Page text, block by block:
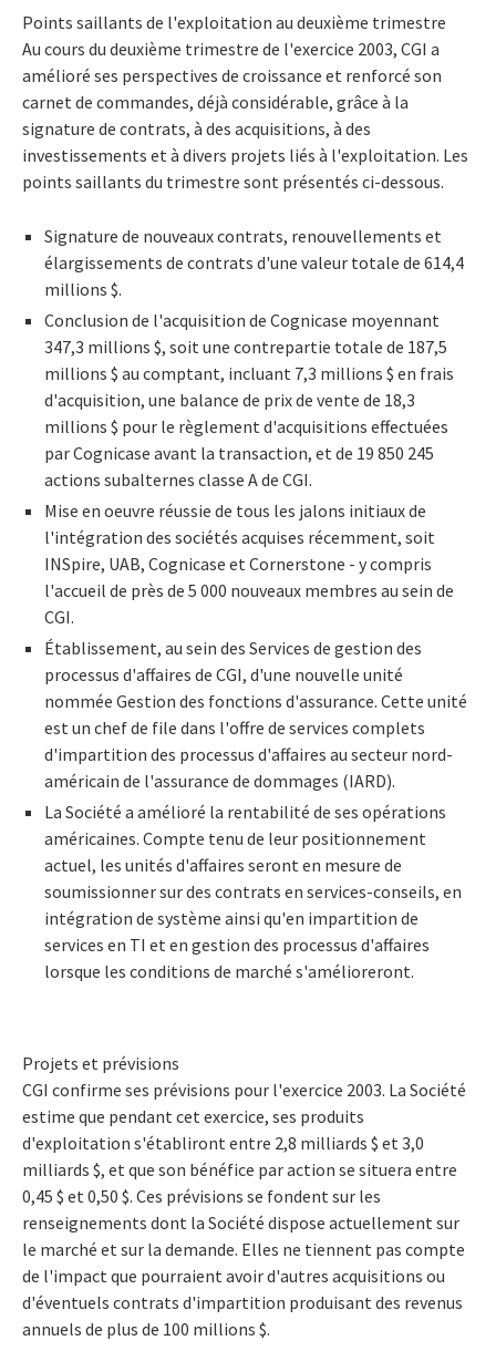
Points saillants de l'exploitation au deuxième trimestre
Au cours du deuxième trimestre de l'exercice 2003, CGI a
amélioré ses perspectives de croissance et renforcé son
carnet de commandes, déjà considérable, grâce à la
signature de contrats, à des acquisitions, à des
investissements et à divers projets liés à l'exploitation. Les
points saillants du trimestre sont présentés ci-dessous.
Signature de nouveaux contrats, renouvellements et
élargissements de contrats d'une valeur totale de 614,4
millions $.
Conclusion de l'acquisition de Cognicase moyennant
347,3 millions $, soit une contrepartie totale de 187,5
millions $ au comptant, incluant 7,3 millions $ en frais
d'acquisition, une balance de prix de vente de 18,3
millions $ pour le règlement d'acquisitions effectuées
par Cognicase avant la transaction, et de 19 850 245
actions subalternes classe A de CGI.
Mise en oeuvre réussie de tous les jalons initiaux de
l'intégration des sociétés acquises récemment, soit
INSpire, UAB, Cognicase et Cornerstone - y compris
l'accueil de près de 5 000 nouveaux membres au sein de
CGI.
Établissement, au sein des Services de gestion des
processus d'affaires de CGI, d'une nouvelle unité
nommée Gestion des fonctions d'assurance. Cette unité
est un chef de file dans l'offre de services complets
d'impartition des processus d'affaires au secteur nord-
américain de l'assurance de dommages (IARD).
La Société a amélioré la rentabilité de ses opérations
américaines. Compte tenu de leur positionnement
actuel, les unités d'affaires seront en mesure de
soumissionner sur des contrats en services-conseils, en
intégration de système ainsi qu'en impartition de
services en TI et en gestion des processus d'affaires
lorsque les conditions de marché s'amélioreront.
Projets et prévisions
CGI confirme ses prévisions pour l'exercice 2003. La Société
estime que pendant cet exercice, ses produits
d'exploitation s'établiront entre 2,8 milliards $ et 3,0
milliards $, et que son bénéfice par action se situera entre
0,45 $ et 0,50 $. Ces prévisions se fondent sur les
renseignements dont la Société dispose actuellement sur
le marché et sur la demande. Elles ne tiennent pas compte
de l'impact que pourraient avoir d'autres acquisitions ou
d'éventuels contrats d'impartition produisant des revenus
annuels de plus de 100 millions $.